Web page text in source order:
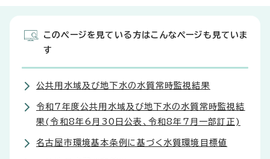
このページを見ている方はこんなページも見ていま
す
公共用水域及び地下水の水質常時監視結果
令和7年度公共用水域及び地下水の水質常時監視結
果(令和8年6月30日公表、令和8年7月一部訂正)
名古屋市環境基本条例に基づく水質環境目標値